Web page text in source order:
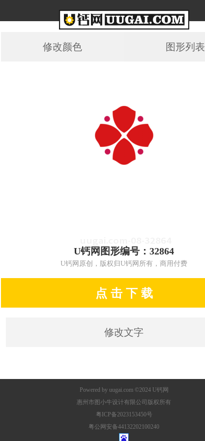
修改颜色 图形列表
U钙网图形编号：32864
U钙网原创，版权归U钙网所有，商用付费
点 击 下 载
修改文字
Powered by uugai.com©2024 U钙网
惠州市图小牛设计有限公司版权所有
粤ICP备2023153450号
粤公网安备44132202100240